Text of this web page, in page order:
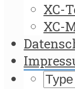
XC-
XC-